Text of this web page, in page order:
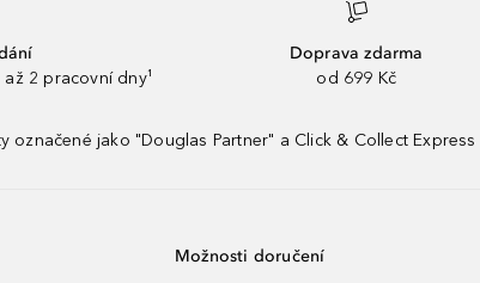
2 pracovní dny¹
Doprava zdarma
od 699 Kč
označené jako "Douglas Partner" a Click & Collect
Možnosti doručení